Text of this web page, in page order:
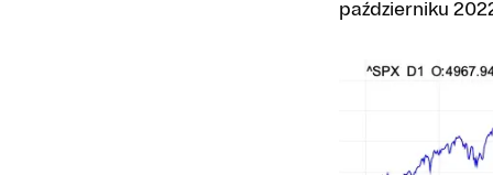
październiku